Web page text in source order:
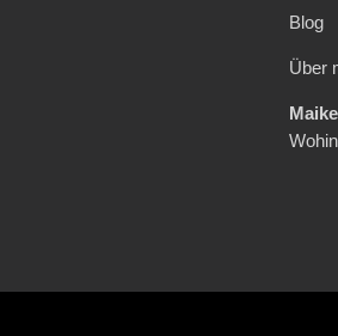
Blog
Über